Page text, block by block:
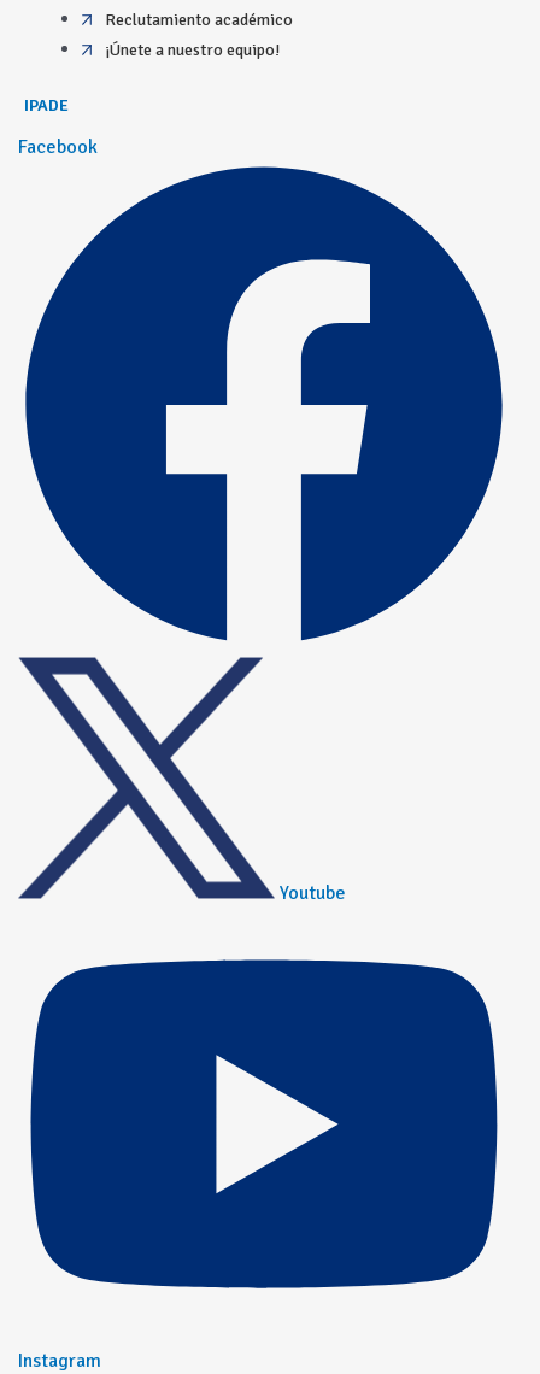
Reclutamiento académico
¡Únete a nuestro equipo!
IPADE
Facebook
Youtube
Instagram